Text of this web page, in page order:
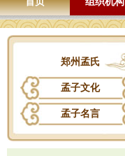
郑州孟氏
孟子文化
孟子名言